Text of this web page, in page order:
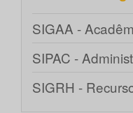
SIGAA -
SIPAC -
SIGRH -